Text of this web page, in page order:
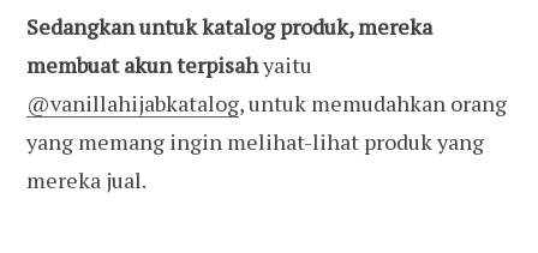
Sedangkan untuk katalog produk, mereka
membuat akun terpisahyaitu
@vanillahijabkatalog, untuk memudahkan orang
yang memang ingin melihat-lihat produk yang
mereka jual.